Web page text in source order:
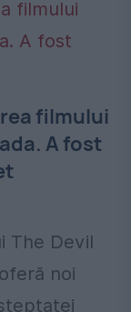
filmului
A fost
The Devil
noi